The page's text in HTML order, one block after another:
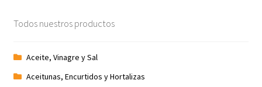
Promociones
Términos y condiciones
Todos nuestros productos
Aceite, Vinagre y Sal
Aceitunas, Encurtidos y Hortalizas